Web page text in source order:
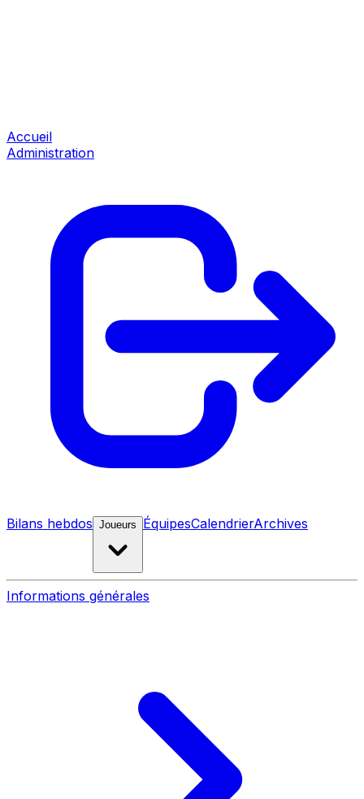
Accueil
Administration
Bilans hebdos Joueurs ÉquipesCalendrierArchives
Informations générales